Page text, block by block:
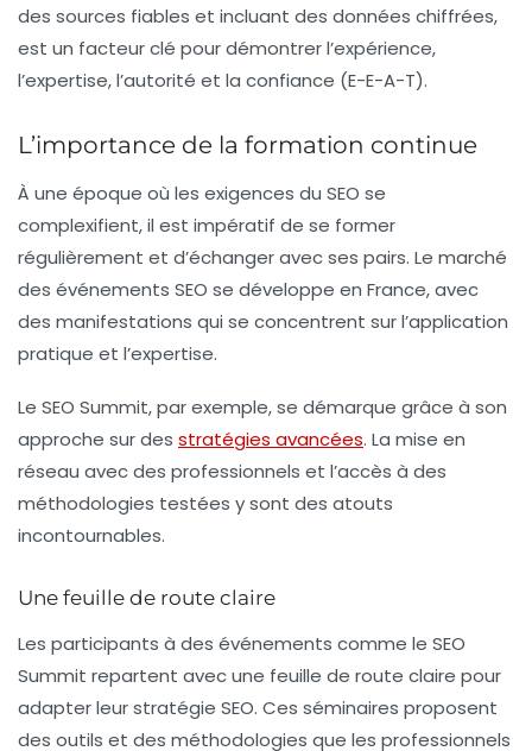
des sources fiables et incluant des données chiffrées,
est un facteur clé pour démontrer l’expérience,
l’expertise, l’autorité et la confiance (E-E-A-T).
L’importance de la formation continue
À une époque où les exigences du SEO se
complexifient, il est impératif de se former
régulièrement et d’échanger avec ses pairs. Le marché
des événements SEO se développe en France, avec
des manifestations qui se concentrent sur l’application
pratique et l’expertise.
Le SEO Summit, par exemple, se démarque grâce à son
approche sur des stratégies avancées. La mise en
réseau avec des professionnels et l’accès à des
méthodologies testées y sont des atouts
incontournables.
Une feuille de route claire
Les participants à des événements comme le SEO
Summit repartent avec une feuille de route claire pour
adapter leur stratégie SEO. Ces séminaires proposent
des outils et des méthodologies que les professionnels